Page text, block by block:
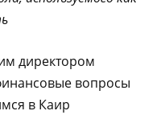
директором
вопросы
в Каир